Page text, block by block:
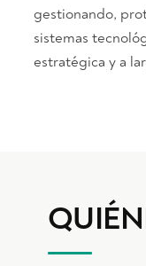
gestionando,
sistemas
estratégica y a